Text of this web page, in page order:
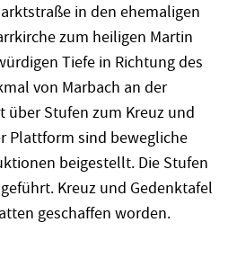
in den ehemaligen
zum heiligen Martin
Tiefe in Richtung des
von Marbach an der
über Stufen zum Kreuz und
Plattform sind bewegliche
beigestellt. Die Stufen
Kreuz und Gedenktafel
geschaffen worden.